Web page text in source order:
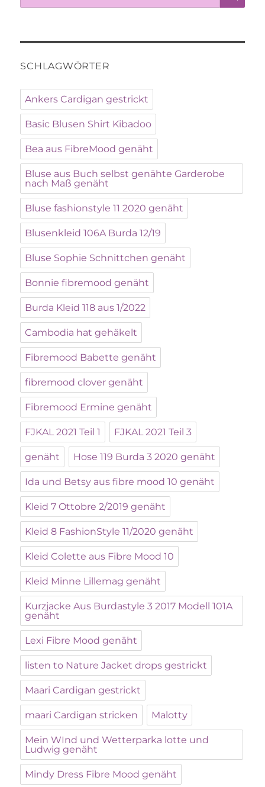
nach:
SCHLAGWÖRTER
Ankers Cardigan gestrickt
Basic Blusen Shirt Kibadoo
Bea aus FibreMood genäht
Bluse aus Buch selbst genähte Garderobe
nach Maß genäht
Bluse fashionstyle 11 2020 genäht
Blusenkleid 106A Burda 12/19
Bluse Sophie Schnittchen genäht
Bonnie fibremood genäht
Burda Kleid 118 aus 1/2022
Cambodia hat gehäkelt
Fibremood Babette genäht
fibremood clover genäht
Fibremood Ermine genäht
FJKAL 2021 Teil 1 FJKAL 2021 Teil 3
genäht Hose 119 Burda 3 2020 genäht
Ida und Betsy aus fibre mood 10 genäht
Kleid 7 Ottobre 2/2019 genäht
Kleid 8 FashionStyle 11/2020 genäht
Kleid Colette aus Fibre Mood 10
Kleid Minne Lillemag genäht
Kurzjacke Aus Burdastyle 3 2017 Modell 101A
genäht
Lexi Fibre Mood genäht
listen to Nature Jacket drops gestrickt
Maari Cardigan gestrickt
maari Cardigan stricken Malotty
Mein WInd und Wetterparka lotte und
Ludwig genäht
Mindy Dress Fibre Mood genäht